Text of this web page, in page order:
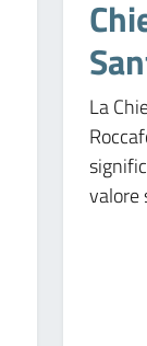
La
valore